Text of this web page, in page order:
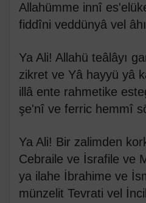
Allahümme innî
fiddîni veddünyâ vel
Ya Ali! Allahü teâlâyı
zikret ve Yâ hayyü yâ
illâ ente rahmetike
şe'nî ve ferric hemmî
Ya Ali! Bir zalimden
Cebraile ve İsrafile ve
ya ilahe İbrahime ve
münzelit Tevrati vel